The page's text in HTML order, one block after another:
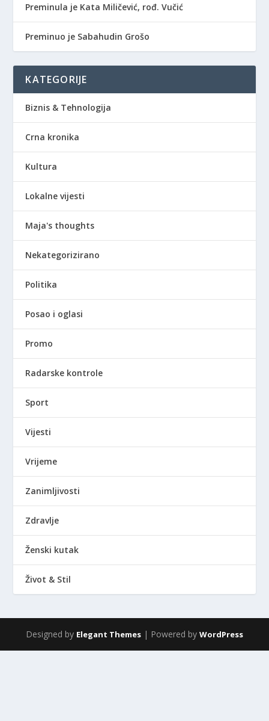
Preminula je Kata Miličević, rođ. Vučić
Preminuo je Sabahudin Grošo
KATEGORIJE
Biznis & Tehnologija
Crna kronika
Kultura
Lokalne vijesti
Maja's thoughts
Nekategorizirano
Politika
Posao i oglasi
Promo
Radarske kontrole
Sport
Vijesti
Vrijeme
Zanimljivosti
Zdravlje
Ženski kutak
Život & Stil
Designed by Elegant Themes | Powered by WordPress